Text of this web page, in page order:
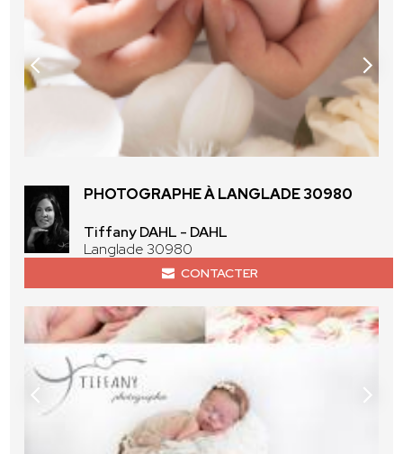
PHOTOGRAPHE À LANGLADE 30980
Tiffany DAHL - DAHL
Langlade 30980
CONTACTER